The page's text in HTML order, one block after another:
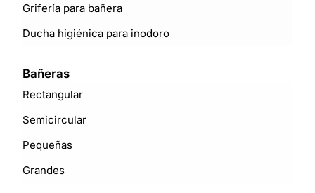
Grifería para bañera
Ducha higiénica para inodoro
Bañeras
Rectangular
Semicircular
Pequeñas
Grandes